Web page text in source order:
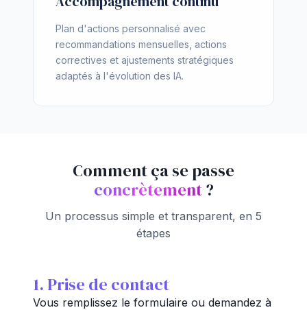
Plan d'actions personnalisé avec
recommandations mensuelles, actions
correctives et ajustements stratégiques
adaptés à l'évolution des IA.
Comment ça se passe
concrètement?
Un processus simple et transparent, en 5
étapes
1. Prise de contact
Vous remplissez le formulaire ou demandez à